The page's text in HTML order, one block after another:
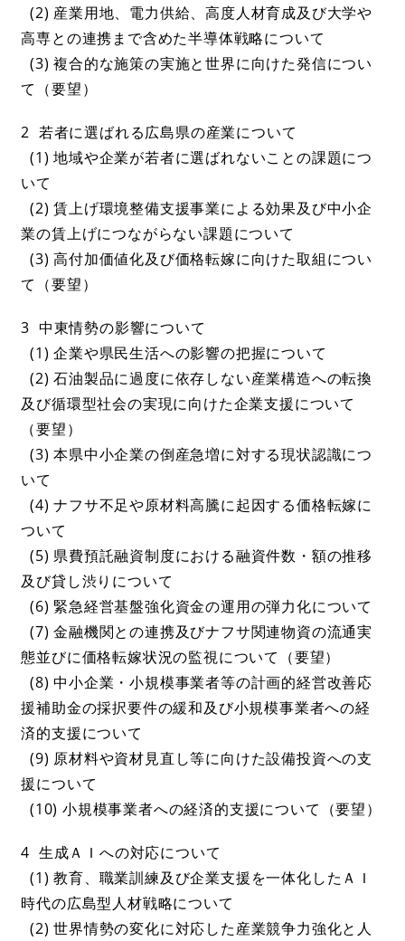
(2) 産業用地、電力供給、高度人材育成及び大学や
高専との連携まで含めた半導体戦略について
(3) 複合的な施策の実施と世界に向けた発信につい
て（要望）
2 若者に選ばれる広島県の産業について
(1) 地域や企業が若者に選ばれないことの課題につ
いて
(2) 賃上げ環境整備支援事業による効果及び中小企
業の賃上げにつながらない課題について
(3) 高付加価値化及び価格転嫁に向けた取組につい
て（要望）
3 中東情勢の影響について
(1) 企業や県民生活への影響の把握について
(2) 石油製品に過度に依存しない産業構造への転換
及び循環型社会の実現に向けた企業支援について
（要望）
(3) 本県中小企業の倒産急増に対する現状認識につ
いて
(4) ナフサ不足や原材料高騰に起因する価格転嫁に
ついて
(5) 県費預託融資制度における融資件数・額の推移
及び貸し渋りについて
(6) 緊急経営基盤強化資金の運用の弾力化について
(7) 金融機関との連携及びナフサ関連物資の流通実
態並びに価格転嫁状況の監視について（要望）
(8) 中小企業・小規模事業者等の計画的経営改善応
援補助金の採択要件の緩和及び小規模事業者への経
済的支援について
(9) 原材料や資材見直し等に向けた設備投資への支
援について
(10) 小規模事業者への経済的支援について（要望）
4 生成ＡＩへの対応について
(1) 教育、職業訓練及び企業支援を一体化したＡＩ
時代の広島型人材戦略について
(2) 世界情勢の変化に対応した産業競争力強化と人